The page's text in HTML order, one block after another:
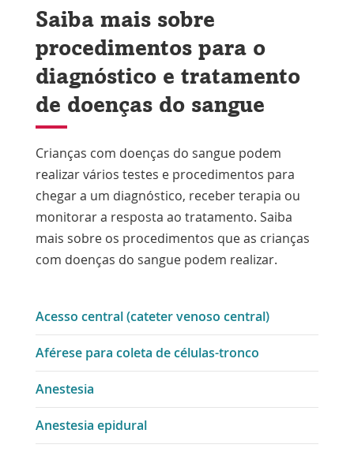
Saiba mais sobre
procedimentos para o
diagnóstico e tratamento
de doenças do sangue
Crianças com doenças do sangue podem
realizar vários testes e procedimentos para
chegar a um diagnóstico, receber terapia ou
monitorar a resposta ao tratamento. Saiba
mais sobre os procedimentos que as crianças
com doenças do sangue podem realizar.
Acesso central (cateter venoso central)
Aférese para coleta de células-tronco
Anestesia
Anestesia epidural